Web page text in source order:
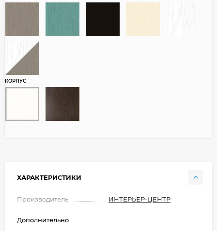
КОРПУС
ХАРАКТЕРИСТИКИ
Производитель ИНТЕРЬЕР-ЦЕНТР
Дополнительно